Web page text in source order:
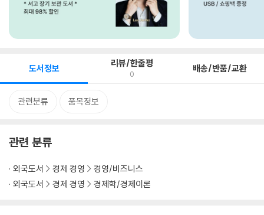
도서정보 리뷰/한줄평
0 배송/반품/교환
관련분류 품목정보
관련 분류
외국도서 경제 경영
경영/비즈니스
외국도서
경제 경영 경제학/경제이론